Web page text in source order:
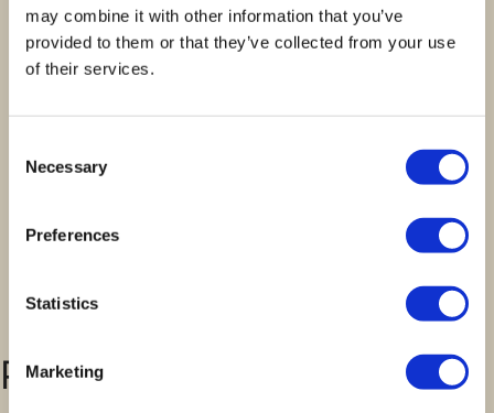
may combine it with other information that you’ve
provided to them or that they’ve collected from your use
of their services.
Selection
Necessary
Preferences
Statistics
Marketing
Email*
navegador para a próxima vez que eu
Produtos Relacionados